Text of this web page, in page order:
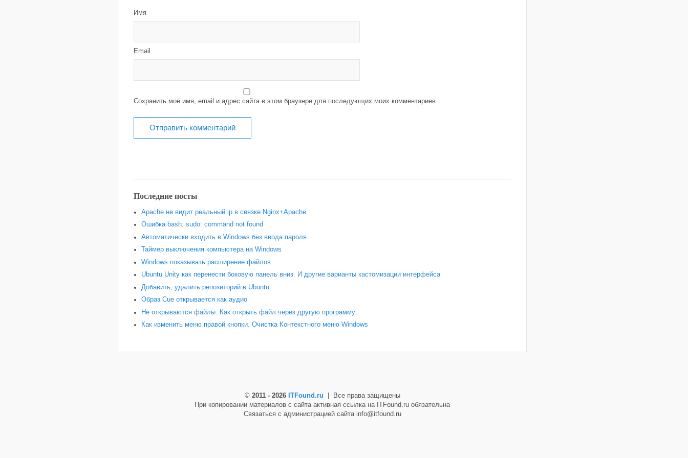
Имя
Email
Сохранить моё имя, email и адрес сайта в этом браузере для последующих моих комментариев.
Последние посты
Apache не видит реальный ip в связке Nginx+Apache
Ошибка bash: sudo: command not found
Автоматически входить в Windows без ввода пароля
Таймер выключения компьютера на Windows
Windows показывать расширение файлов
Ubuntu Unity как перенести боковую панель вниз. И другие варианты кастомизации интерфейса
Добавить, удалить репозиторий в Ubuntu
Образ Cue открывается как аудио
Не открываются файлы. Как открыть файл через другую программу.
Как изменить меню правой кнопки. Очистка Контекстного меню Windows
© 2011 - 2026 ITFound.ru | Все права защищены
При копировании материалов с сайта активная ссылка на ITFound.ru обязательна
Связаться с администрацией сайта info@itfound.ru